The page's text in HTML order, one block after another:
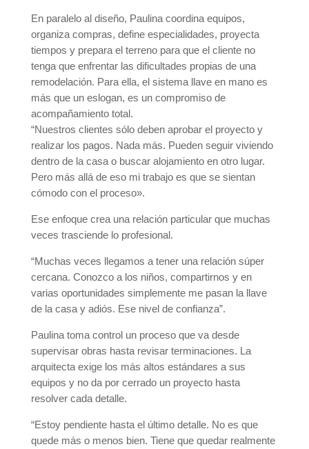
En paralelo al diseño, Paulina coordina equipos,
organiza compras, define especialidades, proyecta
tiempos y prepara el terreno para que el cliente no
tenga que enfrentar las dificultades propias de una
remodelación. Para ella, el sistema llave en mano es
más que un eslogan, es un compromiso de
acompañamiento total.
“Nuestros clientes sólo deben aprobar el proyecto y
realizar los pagos. Nada más. Pueden seguir viviendo
dentro de la casa o buscar alojamiento en otro lugar.
Pero más allá de eso mi trabajo es que se sientan
cómodo con el proceso».
Ese enfoque crea una relación particular que muchas
veces trasciende lo profesional.
“Muchas veces llegamos a tener una relación súper
cercana. Conozco a los niños, compartirnos y en
varias oportunidades simplemente me pasan la llave
de la casa y adiós. Ese nivel de confianza”.
Paulina toma control un proceso que va desde
supervisar obras hasta revisar terminaciones. La
arquitecta exige los más altos estándares a sus
equipos y no da por cerrado un proyecto hasta
resolver cada detalle.
“Estoy pendiente hasta el último detalle. No es que
quede más o menos bien. Tiene que quedar realmente